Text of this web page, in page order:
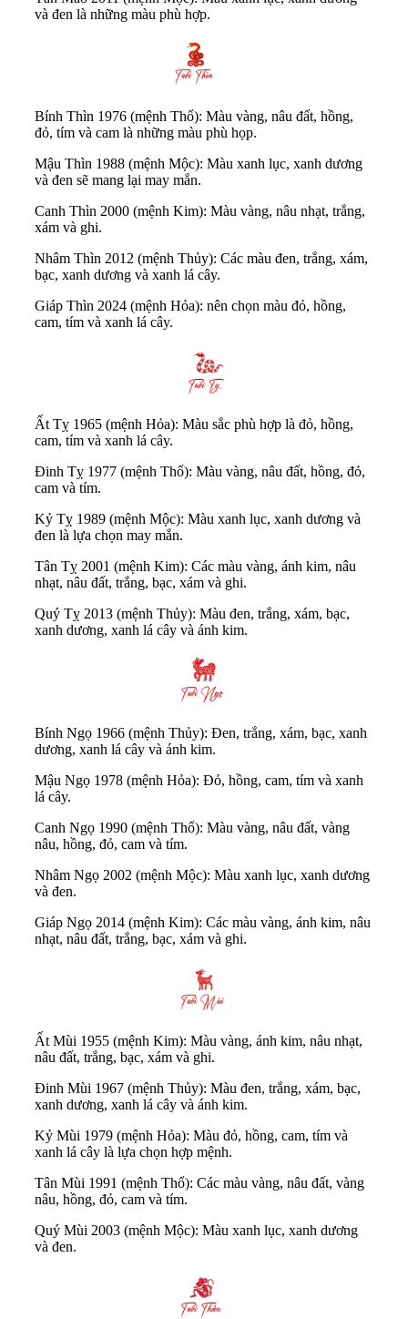
và đen là những màu phù hợp.
Bính Thìn 1976 (mệnh Thổ): Màu vàng, nâu đất, hồng,
đỏ, tím và cam là những màu phù họp.
Mậu Thìn 1988 (mệnh Mộc): Màu xanh lục, xanh dương
và đen sẽ mang lại may mắn.
Canh Thìn 2000 (mệnh Kim): Màu vàng, nâu nhạt, trắng,
xám và ghi.
Nhâm Thìn 2012 (mệnh Thủy): Các màu đen, trắng, xám,
bạc, xanh dương và xanh lá cây.
Giáp Thìn 2024 (mệnh Hỏa): nên chọn màu đỏ, hồng,
cam, tím và xanh lá cây.
Ất Tỵ 1965 (mệnh Hỏa): Màu sắc phù hợp là đỏ, hồng,
cam, tím và xanh lá cây.
Đinh Tỵ 1977 (mệnh Thổ): Màu vàng, nâu đất, hồng, đỏ,
cam và tím.
Kỷ Tỵ 1989 (mệnh Mộc): Màu xanh lục, xanh dương và
đen là lựa chọn may mắn.
Tân Tỵ 2001 (mệnh Kim): Các màu vàng, ánh kim, nâu
nhạt, nâu đất, trắng, bạc, xám và ghi.
Quý Tỵ 2013 (mệnh Thủy): Màu đen, trắng, xám, bạc,
xanh dương, xanh lá cây và ánh kim.
Bính Ngọ 1966 (mệnh Thủy): Đen, trắng, xám, bạc, xanh
dương, xanh lá cây và ánh kim.
Mậu Ngọ 1978 (mệnh Hỏa): Đỏ, hồng, cam, tím và xanh
lá cây.
Canh Ngọ 1990 (mệnh Thổ): Màu vàng, nâu đất, vàng
nâu, hồng, đỏ, cam và tím.
Nhâm Ngọ 2002 (mệnh Mộc): Màu xanh lục, xanh dương
và đen.
Giáp Ngọ 2014 (mệnh Kim): Các màu vàng, ánh kim, nâu
nhạt, nâu đất, trắng, bạc, xám và ghi.
Ất Mùi 1955 (mệnh Kim): Màu vàng, ánh kim, nâu nhạt,
nâu đất, trắng, bạc, xám và ghi.
Đinh Mùi 1967 (mệnh Thủy): Màu đen, trắng, xám, bạc,
xanh dương, xanh lá cây và ánh kim.
Kỷ Mùi 1979 (mệnh Hỏa): Màu đỏ, hồng, cam, tím và
xanh lá cây là lựa chọn hợp mệnh.
Tân Mùi 1991 (mệnh Thổ): Các màu vàng, nâu đất, vàng
nâu, hồng, đỏ, cam và tím.
Quý Mùi 2003 (mệnh Mộc): Màu xanh lục, xanh dương
và đen.